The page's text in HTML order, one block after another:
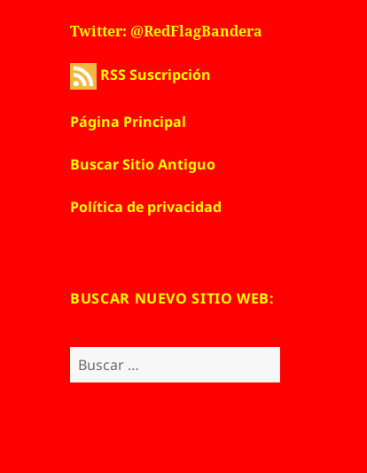
Twitter: @RedFlagBandera
RSS Suscripción
Página Principal
Buscar Sitio Antiguo
Política de privacidad
BUSCAR NUEVO SITIO WEB: